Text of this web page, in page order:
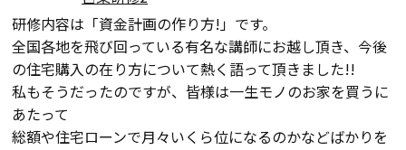
おすすめ分譲地
手間ひまかけた家づくり
KATSUMIの標準仕様 和暮-なごみ-
研修内容は「資金計画の作り方!」です。
全国各地を飛び回っている有名な講師にお越し頂き、今後
の住宅購入の在り方について熱く語って頂きました!!
私もそうだったのですが、皆様は一生モノのお家を買うに
あたって
総額や住宅ローンで月々いくら位になるのかなどばかりを